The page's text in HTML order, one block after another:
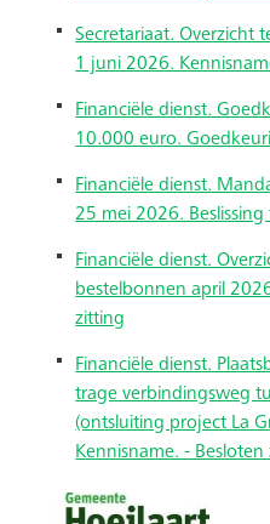
Secretariaat. Overzicht
1 juni 2026.
Financiële dienst.
10.000 euro.
Financiële dienst.
25 mei 2026.
Financiële dienst.
bestelbonnen april
zitting
Financiële dienst.
trage verbindingsweg
(ontsluiting project La
Kennisname. - Besloten